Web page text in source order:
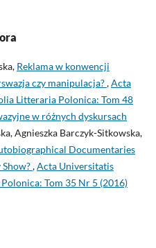
Reklama w konwencji
czy manipulacja?,Acta
Litteraria Polonica: Tom 48
w różnych dyskursach
Agnieszka Barczyk-Sitkowska,
Documentaries
,Acta Universitatis
Tom 35 Nr 5 (2016)